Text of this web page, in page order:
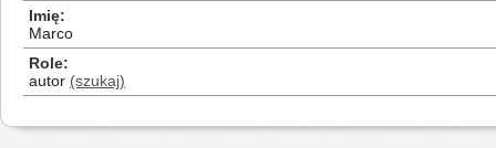
Imię
Marco
Role
autor (szukaj)